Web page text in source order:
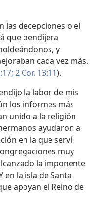
las decepciones o el
que bendijera
y
cada vez más.
2 Cor. 13:11).
la labor de mis
los informes más
unido a la religión
ayudaron a
en la que serví.
muy
la imponente
en la isla de Santa
apoyan el Reino de